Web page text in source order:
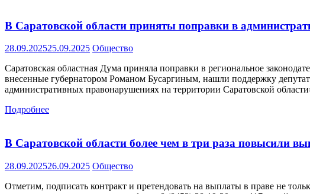
В Саратовской области приняты поправки в
28.09.202525.09.2025 Общество
Саратовская областная Дума приняла поправки в региональное
внесенные губернатором Романом Бусаргиным, нашли поддержку
административных правонарушениях на территории Саратовской
Подробнее
В Саратовской области более чем в три раза повысили
28.09.202526.09.2025 Общество
Отметим, подписать контракт и претендовать на выплаты в праве не